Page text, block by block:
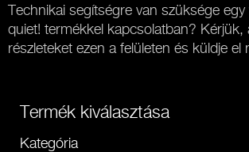
Technikai segítségre van szüksége
quiet! termékkel kapcsolatban? Kérjük,
részleteket ezen a felületen és küldje el
Termék kiválasztása
Kategória